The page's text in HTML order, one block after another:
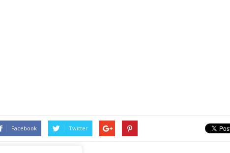
Facebook Twitter